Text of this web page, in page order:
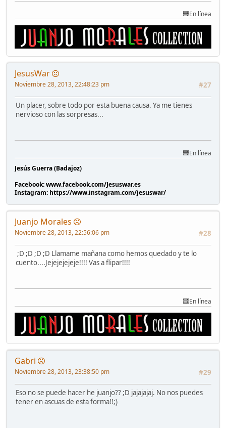
En línea
JesusWar
#27
Noviembre 28, 2013, 22:48:23 pm
Un placer, sobre todo por esta buena causa. Ya me tienes
nervioso con las sorpresas...
En línea
Jesús Guerra (Badajoz)
Facebook:www.facebook.com/Jesuswar.es
Instagram: https://www.instagram.com/jesuswar/
Juanjo Morales
#28
Noviembre 28, 2013, 22:56:06 pm
;D ;D ;D ;D Llamame mañana como hemos quedado y te lo
cuento....Jejejejejeje!!!! Vas a flipar!!!!
En línea
Gabri
#29
Noviembre 28, 2013, 23:38:50 pm
Eso no se puede hacer he juanjo?? ;D jajajajaj. No nos puedes
tener en ascuas de esta forma!!;)